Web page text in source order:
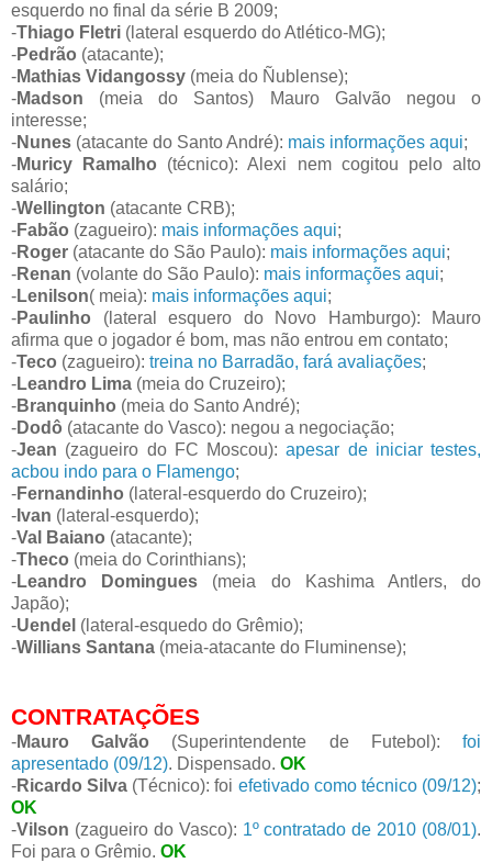
esquerdo no final da série B 2009;
-Thiago Fletri (lateral esquerdo do Atlético-MG);
-Pedrão (atacante);
-Mathias Vidangossy (meia do Ñublense);
-Madson (meia do Santos) Mauro Galvão negou o
interesse;
-Nunes (atacante do Santo André): mais informações aqui;
-Muricy Ramalho (técnico): Alexi nem cogitou pelo alto
salário;
-Wellington (atacante CRB);
-Fabão (zagueiro): mais informações aqui;
-Roger (atacante do São Paulo): mais informações aqui;
-Renan (volante do São Paulo): mais informações aqui;
-Lenilson( meia): mais informações aqui;
-Paulinho (lateral esquero do Novo Hamburgo): Mauro
afirma que o jogador é bom, mas não entrou em contato;
-Teco (zagueiro): treina no Barradão, fará avaliações;
-Leandro Lima (meia do Cruzeiro);
-Branquinho (meia do Santo André);
-Dodô (atacante do Vasco): negou a negociação;
-Jean (zagueiro do FC Moscou):apesar de iniciar testes,
acbou indo para o Flamengo;
-Fernandinho (lateral-esquerdo do Cruzeiro);
- Ivan (lateral-esquerdo);
-Val Baiano (atacante);
-Theco (meia do Corinthians);
-Leandro Domingues (meia do Kashima Antlers, do
Japão);
-Uendel (lateral-esquedo do Grêmio);
-Willians Santana (meia-atacante do Fluminense);
CONTRATAÇÕES
-Mauro Galvão (Superintendente de Futebol):foi
apresentado (09/12). Dispensado. OK
-Ricardo Silva (Técnico): foi efetivado como técnico (09/12);
OK
-Vilson (zagueiro do Vasco): 1º contratado de 2010 (08/01).
Foi para o Grêmio. OK